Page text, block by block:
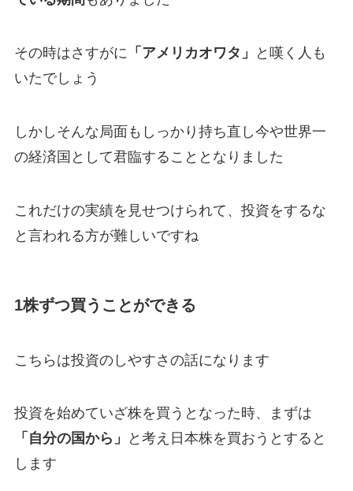
その時はさすがに 「アメリカオワタ」
と嘆く人も
いたでしょう
しかしそんな局面もしっかり持ち直し今や世界一
の経済国として君臨することとなりました
これだけの実績を見せつけられて、投資をするな
と言われる方が難しいですね
1株ずつ買うことができる
こちらは投資のしやすさの話になります
投資を始めていざ株を買うとなった時、まずは
「自分の国から」
と考え日本株を買おうとすると
します